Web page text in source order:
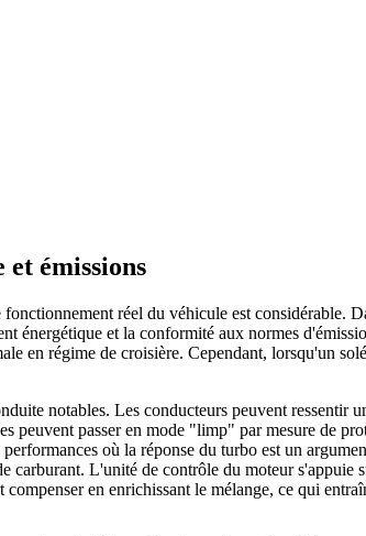
émissions
réel du véhicule est considérable.
énergétique et la conformité aux normes
en régime de croisière. Cependant, lorsqu'un
notables. Les conducteurs peuvent ressentir
peuvent passer en mode "limp" par mesure de
où la réponse du turbo est un
L'unité de contrôle du moteur s'appuie
en enrichissant le mélange, ce qui